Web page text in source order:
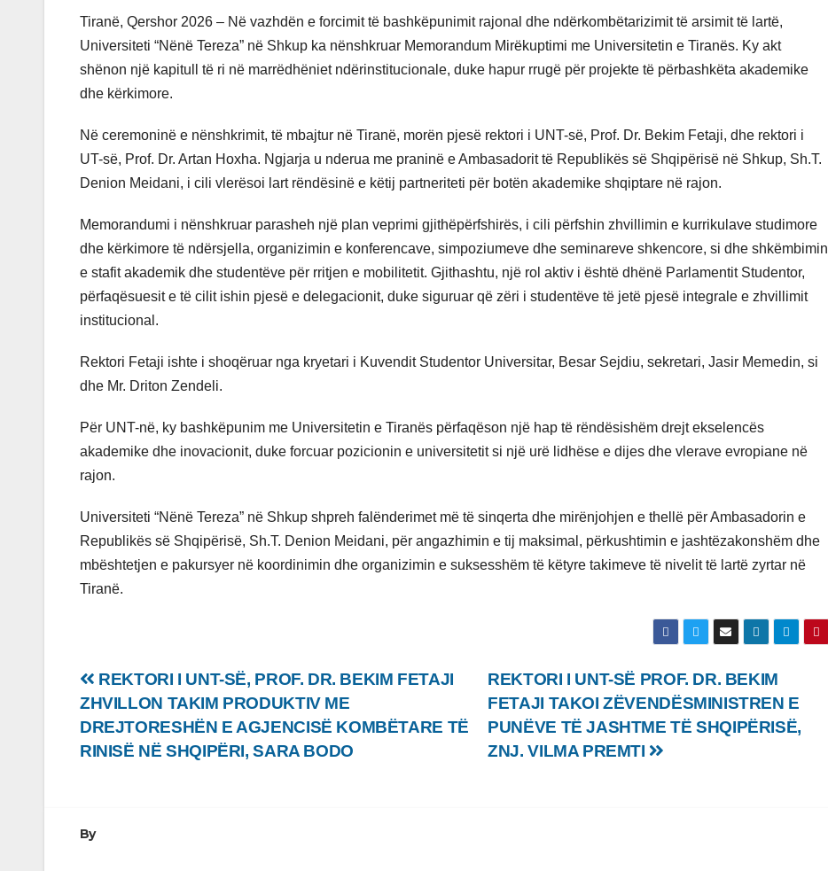
Tiranë, Qershor 2026 – Në vazhdën e forcimit të bashkëpunimit rajonal dhe ndërkombëtarizimit të arsimit të lartë,
Universiteti “Nënë Tereza” në Shkup ka nënshkruar Memorandum Mirëkuptimi me Universitetin e Tiranës. Ky akt
shënon një kapitull të ri në marrëdhëniet ndërinstitucionale, duke hapur rrugë për projekte të përbashkëta akademike
dhe kërkimore.
Në ceremoninë e nënshkrimit, të mbajtur në Tiranë, morën pjesë rektori i UNT-së, Prof. Dr. Bekim Fetaji, dhe rektori i
UT-së, Prof. Dr. Artan Hoxha. Ngjarja u nderua me praninë e Ambasadorit të Republikës së Shqipërisë në Shkup, Sh.T.
Denion Meidani, i cili vlerësoi lart rëndësinë e këtij partneriteti për botën akademike shqiptare në rajon.
Memorandumi i nënshkruar parasheh një plan veprimi gjithëpërfshirës, i cili përfshin zhvillimin e kurrikulave studimore
dhe kërkimore të ndërsjella, organizimin e konferencave, simpoziumeve dhe seminareve shkencore, si dhe shkëmbimin
e stafit akademik dhe studentëve për rritjen e mobilitetit. Gjithashtu, një rol aktiv i është dhënë Parlamentit Studentor,
përfaqësuesit e të cilit ishin pjesë e delegacionit, duke siguruar që zëri i studentëve të jetë pjesë integrale e zhvillimit
institucional.
Rektori Fetaji ishte i shoqëruar nga kryetari i Kuvendit Studentor Universitar, Besar Sejdiu, sekretari, Jasir Memedin, si
dhe Mr. Driton Zendeli.
Për UNT-në, ky bashkëpunim me Universitetin e Tiranës përfaqëson një hap të rëndësishëm drejt ekselencës
akademike dhe inovacionit, duke forcuar pozicionin e universitetit si një urë lidhëse e dijes dhe vlerave evropiane në
rajon.
Universiteti “Nënë Tereza” në Shkup shpreh falënderimet më të sinqerta dhe mirënjohjen e thellë për Ambasadorin e
Republikës së Shqipërisë, Sh.T. Denion Meidani, për angazhimin e tij maksimal, përkushtimin e jashtëzakonshëm dhe
mbështetjen e pakursyer në koordinimin dhe organizimin e suksesshëm të këtyre takimeve të nivelit të lartë zyrtar në
Tiranë.
Lëvizje
te
postimet
REKTORI I UNT-SË PROF. DR. BEKIM
FETAJI TAKOI ZËVENDËSMINISTREN E
PUNËVE TË JASHTME TË SHQIPËRISË,
ZNJ. VILMA PREMTI
REKTORI I UNT-SË, PROF. DR. BEKIM FETAJI
ZHVILLON TAKIM PRODUKTIV ME
DREJTORESHËN E AGJENCISË KOMBËTARE TË
RINISË NË SHQIPËRI, SARA BODO
By